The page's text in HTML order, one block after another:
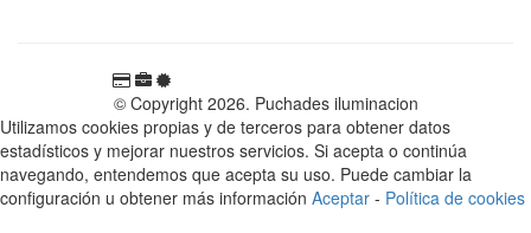
© Copyright 2026. Puchades iluminacion
Utilizamos cookies propias y de terceros para obtener datos
estadísticos y mejorar nuestros servicios. Si acepta o continúa
navegando, entendemos que acepta su uso. Puede cambiar la
configuración u obtener más información Aceptar - Política de cookies